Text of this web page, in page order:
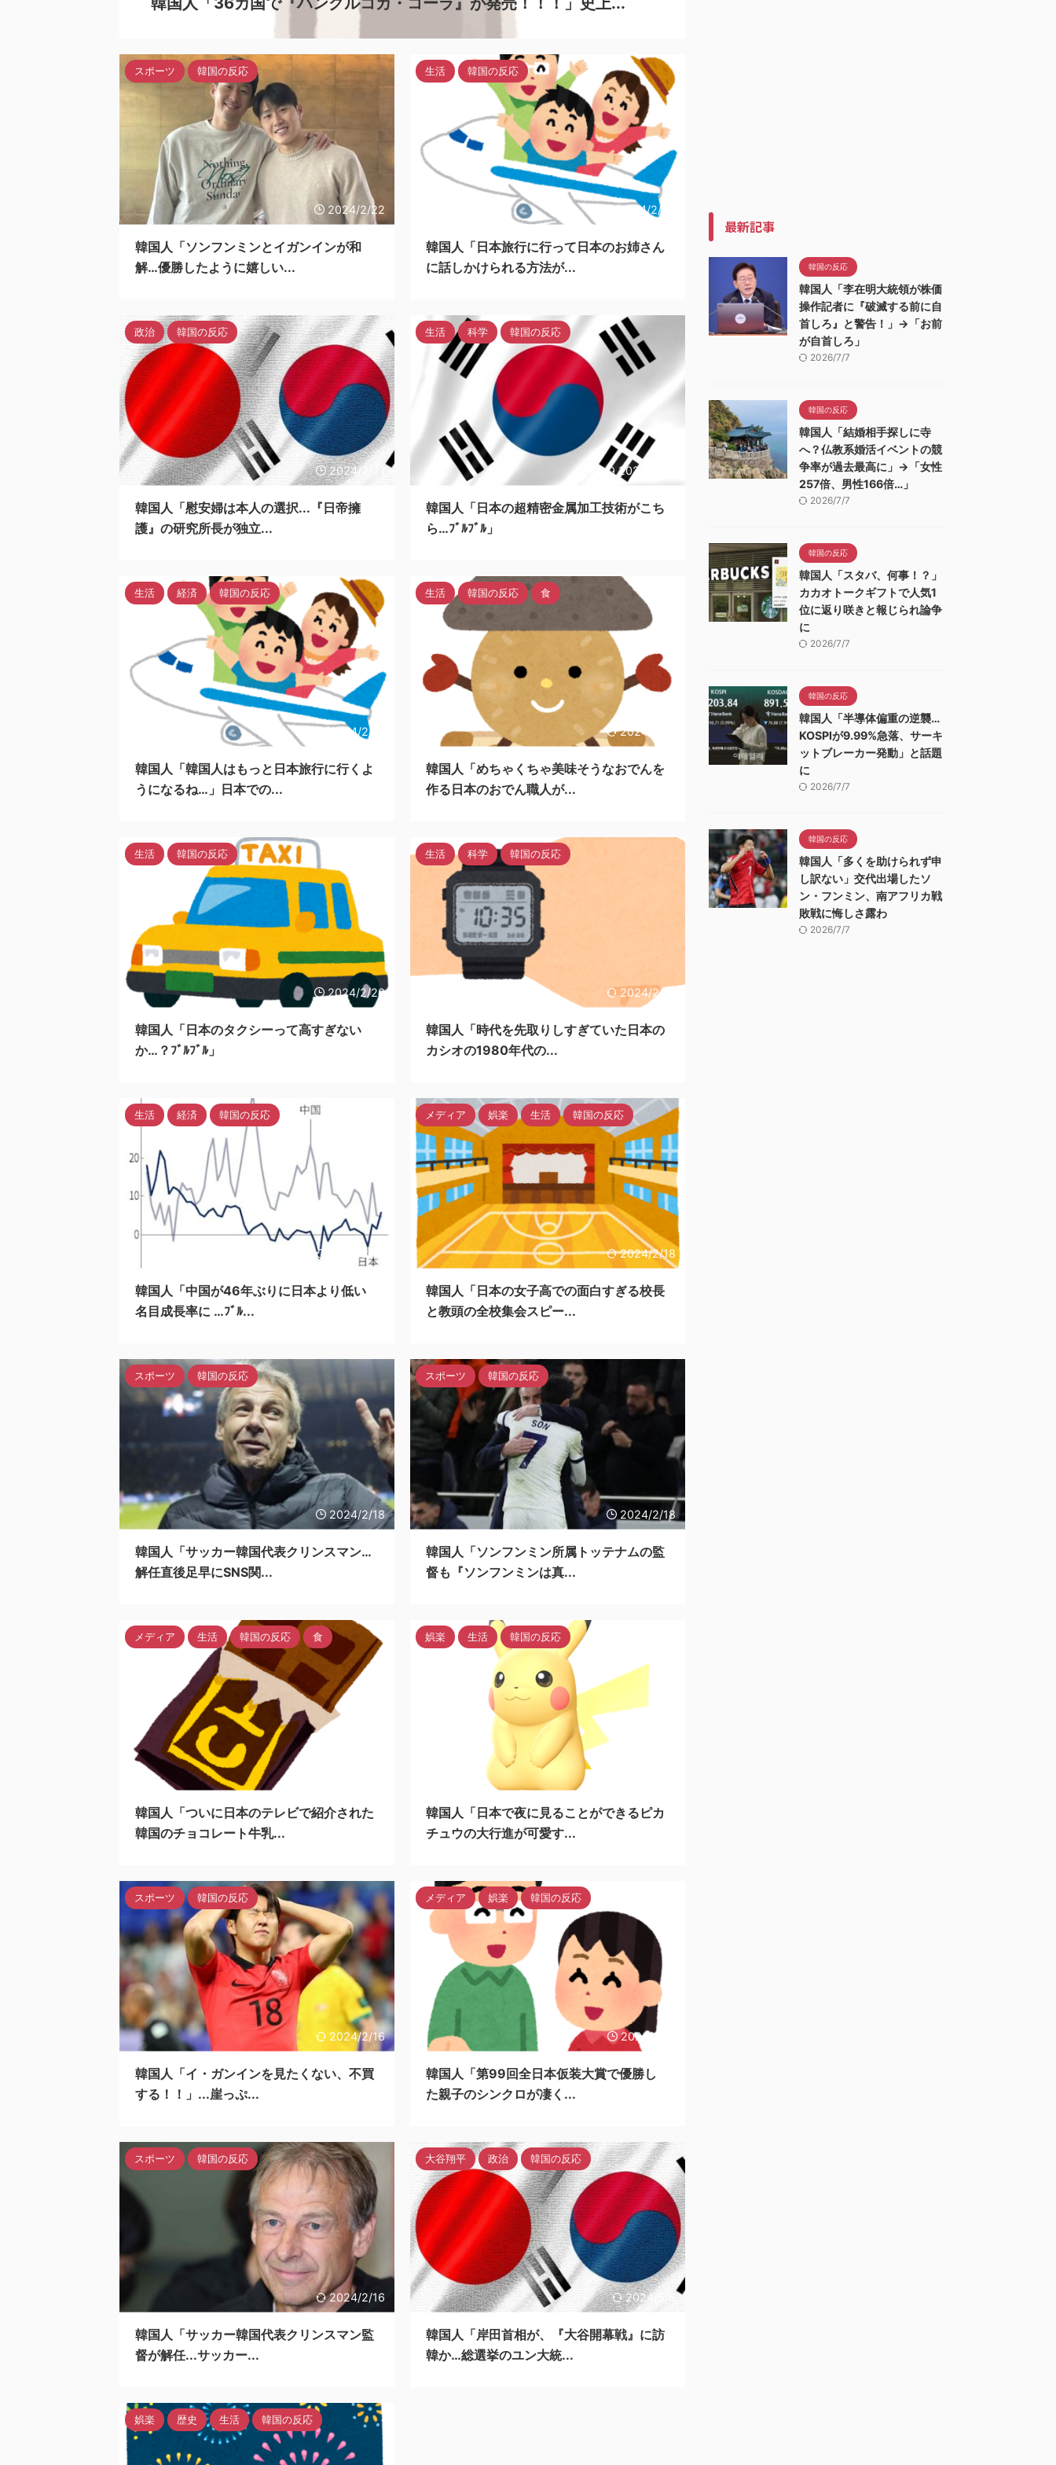
2024/2/22
スポーツ 韓国の反応
韓国人「ソンフンミンとイガンインが和
解…優勝したように嬉しい...
2024/2/20
生活 韓国の反応
韓国人「日本旅行に行って日本のお姉さん
に話しかけられる方法が...
2024/2/21
政治 韓国の反応
韓国人「慰安婦は本人の選択...『日帝擁
護』の研究所長が独立...
2024/2/20
生活 科学 韓国の反応
韓国人「日本の超精密金属加工技術がこち
ら…ﾌﾞﾙﾌﾞﾙ」
2024/2/19
生活 経済 韓国の反応
韓国人「韓国人はもっと日本旅行に行くよ
うになるね…」日本での...
2024/2/19
生活 韓国の反応 食
韓国人「めちゃくちゃ美味そうなおでんを
作る日本のおでん職人が...
2024/2/20
生活 韓国の反応
韓国人「日本のタクシーって高すぎない
か…？ﾌﾞﾙﾌﾞﾙ」
2024/2/18
生活 科学 韓国の反応
韓国人「時代を先取りしすぎていた日本の
カシオの1980年代の...
2024/2/18
生活 経済 韓国の反応
韓国人「中国が46年ぶりに日本より低い
名目成長率に …ﾌﾞﾙ...
2024/2/18
メディア 娯楽 生活 韓国の反応
韓国人「日本の女子高での面白すぎる校長
と教頭の全校集会スピー...
2024/2/18
スポーツ 韓国の反応
韓国人「サッカー韓国代表クリンスマン…
解任直後足早にSNS関...
2024/2/18
スポーツ 韓国の反応
韓国人「ソンフンミン所属トッテナムの監
督も『ソンフンミンは真...
メディア 生活 韓国の反応 食
韓国人「ついに日本のテレビで紹介された
韓国のチョコレート牛乳...
娯楽 生活 韓国の反応
韓国人「日本で夜に見ることができるピカ
チュウの大行進が可愛す...
2024/2/16
スポーツ 韓国の反応
韓国人「イ・ガンインを見たくない、不買
する！！」...崖っぷ...
2024/2/17
メディア 娯楽 韓国の反応
韓国人「第99回全日本仮装大賞で優勝し
た親子のシンクロが凄く...
2024/2/16
スポーツ 韓国の反応
韓国人「サッカー韓国代表クリンスマン監
督が解任...サッカー...
2024/5/6
大谷翔平 政治 韓国の反応
韓国人「岸田首相が、『大谷開幕戦』に訪
韓か…総選挙のユン大統...
娯楽 歴史 生活 韓国の反応
最新記事
韓国の反応
韓国人「李在明大統領が株価
操作記者に『破滅する前に自
首しろ』と警告！」→「お前
が自首しろ」
2026/7/7
韓国の反応
韓国人「結婚相手探しに寺
へ？仏教系婚活イベントの競
争率が過去最高に」→「女性
257倍、男性166倍…」
2026/7/7
韓国の反応
韓国人「スタバ、何事！？」
カカオトークギフトで人気1
位に返り咲きと報じられ論争
に
2026/7/7
韓国の反応
韓国人「半導体偏重の逆襲…
KOSPIが9.99%急落、サーキ
ットブレーカー発動」と話題
に
2026/7/7
韓国の反応
韓国人「多くを助けられず申
し訳ない」交代出場したソ
ン・フンミン、南アフリカ戦
敗戦に悔しさ露わ
2026/7/7